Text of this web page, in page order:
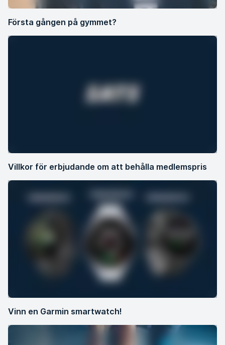
Första gången på gymmet?
Villkor för erbjudande om att behålla medlemspris
Vinn en Garmin smartwatch!